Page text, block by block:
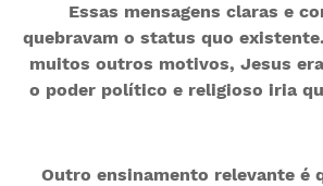
Essas mensagens claras e
quebravam o status quo
muitos outros motivos, Jesus
o poder político e religioso iria
Outro ensinamento relevante é